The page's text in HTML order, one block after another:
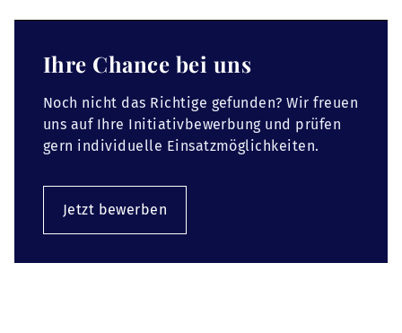
Ihre Chance bei uns
Noch nicht das Richtige gefunden? Wir freuen
uns auf Ihre Initiativbewerbung und prüfen
gern individuelle Einsatzmöglichkeiten.
Jetzt bewerben